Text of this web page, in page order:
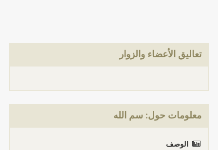
تعاليق الأعضاء والزوار
معلومات حول: سم الله
الوصف